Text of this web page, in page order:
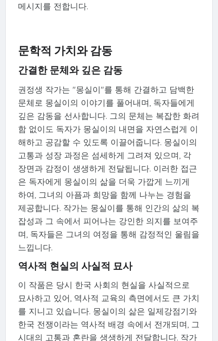
메시지를 전합니다.
문학적 가치와 감동
간결한 문체와 깊은 감동
권정생 작가는 "몽실이"를 통해 간결하고 담백한
문체로 몽실이의 이야기를 풀어내며, 독자들에게
깊은 감동을 선사합니다. 그의 문체는 복잡한 화려
함 없이도 독자가 몽실이의 내면을 자연스럽게 이
해하고 공감할 수 있도록 이끌어줍니다. 몽실이의
고통과 성장 과정은 섬세하게 그려져 있으며, 각
장면과 감정이 생생하게 전달됩니다. 이러한 접근
은 독자에게 몽실이의 삶을 더욱 가깝게 느끼게
하여, 그녀의 아픔과 희망을 함께 나누는 경험을
제공합니다. 작가는 몽실이를 통해 인간의 삶의 복
잡성과 그 속에서 피어나는 강인한 의지를 보여주
며, 독자들은 그녀의 여정을 통해 감정적인 울림을
느낍니다.
역사적 현실의 사실적 묘사
이 작품은 당시 한국 사회의 현실을 사실적으로
묘사하고 있어, 역사적 교육의 측면에서도 큰 가치
를 지니고 있습니다. 몽실이의 삶은 일제강점기와
한국 전쟁이라는 역사적 배경 속에서 전개되며, 그
시대의 고통과 혼란을 생생하게 전달합니다. 작가